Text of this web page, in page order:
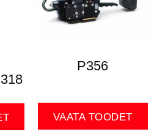
P356
VAATA TOODET